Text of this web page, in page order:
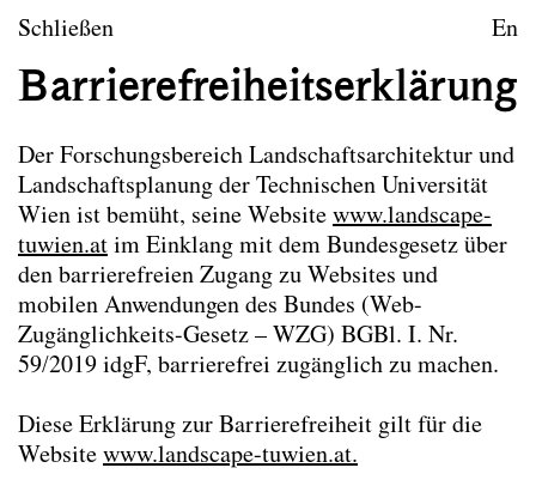
zum Inhalt springen
Schließen En
Barrierefreiheitserklärung
Der Forschungsbereich Landschaftsarchitektur und
Landschaftsplanung der Technischen Universität
Wien ist bemüht, seine Website www.landscape-
tuwien.at im Einklang mit dem Bundesgesetz über
den barrierefreien Zugang zu Websites und
mobilen Anwendungen des Bundes (Web-
Zugänglichkeits-Gesetz – WZG) BGBl. I. Nr.
59/2019 idgF, barrierefrei zugänglich zu machen.
Diese Erklärung zur Barrierefreiheit gilt für die
Website www.landscape-tuwien.at.
Website www.landscape-tuwien.at
E-Mail landscape@tuwien.ac.at
Karlsplatz 13
1040 Wien
Haftungsausschluss
Sämtliche Texte auf der Homepage der TU Wien
— Forschungsbereich für Landschaftsarchitektur
und Landschaftsplanung, wurden sorgfältig
geprüft. Dessen ungeachtet kann keine Garantie für
die Richtigkeit, Vollständigkeit und Aktualität der
Angaben übernommen werden. Eine Haftung des
Forschungsbereichs Städtebau und Entwerfen wird
daher ausgeschlossen. Die Links zu anderen